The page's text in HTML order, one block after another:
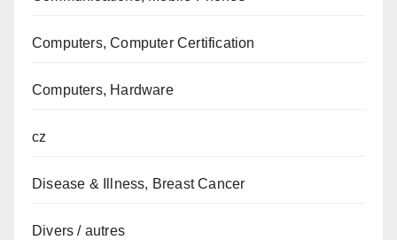
Computers, Computer Certification
Computers, Hardware
cz
Disease & Illness, Breast Cancer
Divers / autres